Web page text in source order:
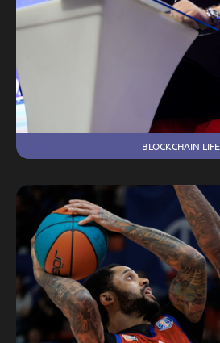
BLOCKCHAIN LIFE